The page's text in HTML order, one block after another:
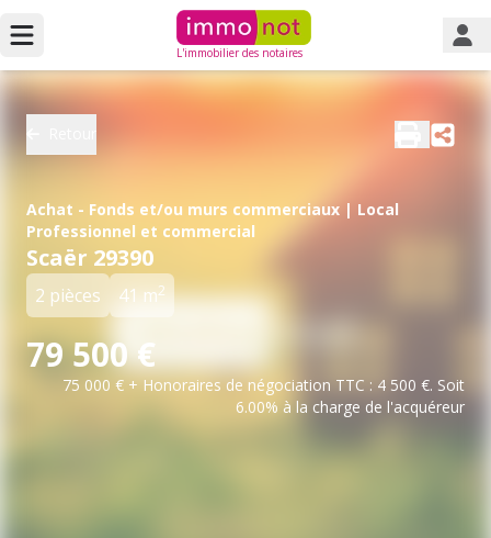
L'immobilier des notaires
Achat - Fonds et/ou murs commerciaux | Local
Professionnel et commercial
Scaër 29390
2 pièces 41 m2
79 500 €
75 000 € + Honoraires de négociation TTC : 4 500 €. Soit
6.00% à la charge de l'acquéreur